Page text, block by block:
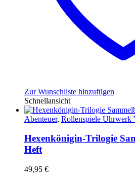
Zur Wunschliste hinzufügen
Schnellansicht
Abenteuer, Rollenspiele Uhrwerk
Hexenkönigin-Trilogie
Heft
49,95 €